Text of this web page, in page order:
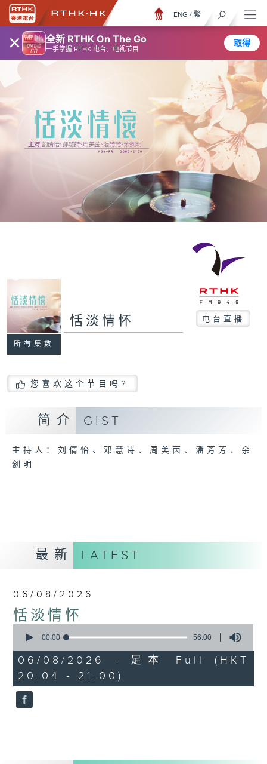
× 全新 RTHK On The Go
一手掌握 RTHK 电台、电视节目
取得
ENG / 繁
所有集数
恬淡情怀 电台直播
您喜欢这个节目吗?
简介 GIST
主持人：刘倩怡、邓慧诗、周美茵、潘芳芳、余
剑明
最新 LATEST
06/08/2026
恬淡情怀
seconds
56
minutes,
0
seconds
00:00 56:00
06/08/2026 - 足本 Full (HKT
20:04 - 21:00)